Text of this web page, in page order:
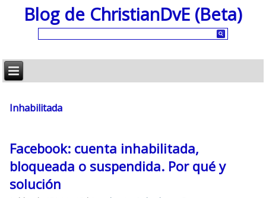
Blog de ChristianDvE (Beta)
Inhabilitada
Facebook: cuenta inhabilitada,
bloqueada o suspendida. Por qué y
solución